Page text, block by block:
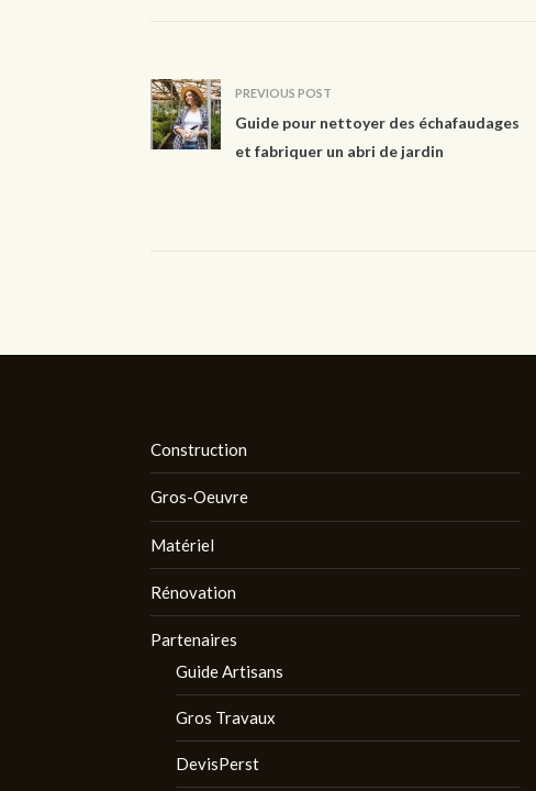
PREVIOUS POST
Guide pour nettoyer des échafaudages
et fabriquer un abri de jardin
Construction
Gros-Oeuvre
Matériel
Rénovation
Partenaires
Guide Artisans
Gros Travaux
DevisPerst